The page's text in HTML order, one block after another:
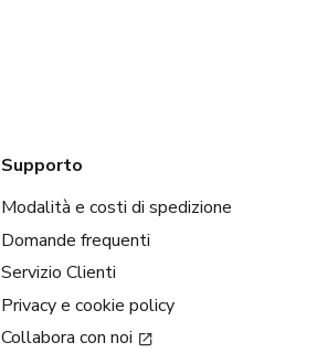
Supporto
Modalità e costi di spedizione
Domande frequenti
Servizio Clienti
Privacy e cookie policy
Collabora con noi